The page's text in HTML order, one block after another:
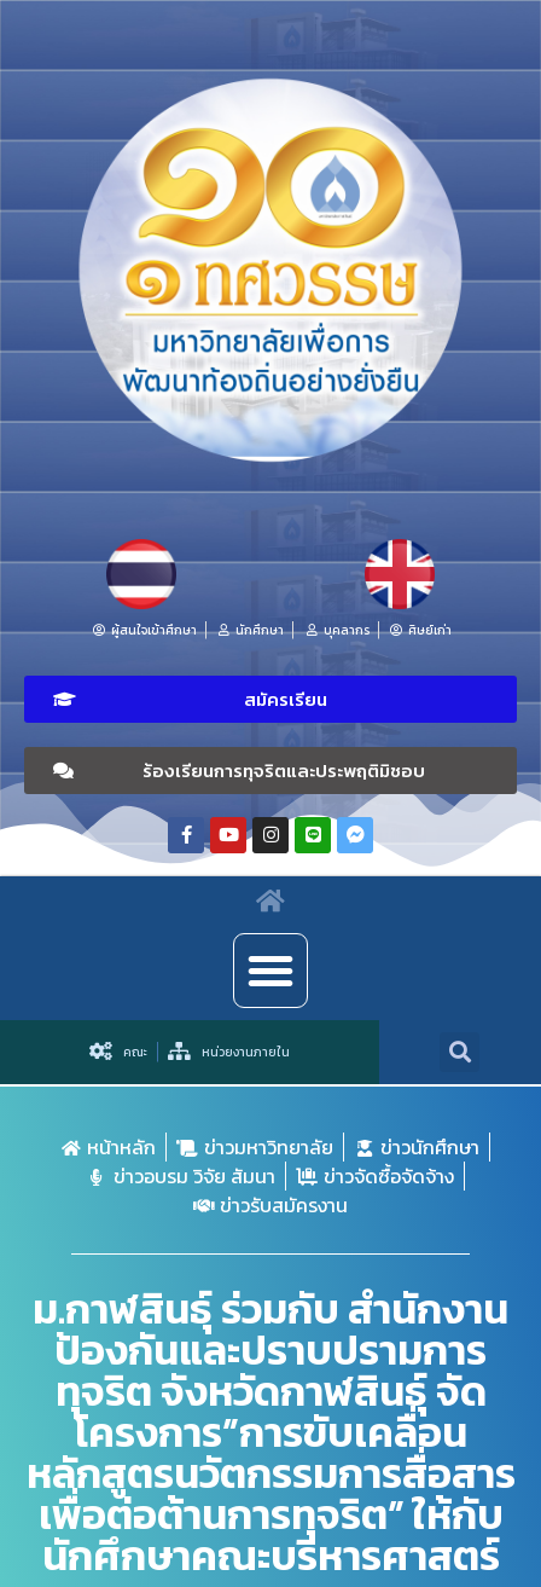
ผู้สนใจเข้าศึกษา นักศึกษา บุคลากร ศิษย์เก่า
สมัครเรียน
ร้องเรียนการทุจริตและประพฤติมิชอบ
คณะ หน่วยงานภายใน
หน้าหลัก ข่าวมหาวิทยาลัย
ข่าวนักศึกษา
ข่าวอบรม วิจัย สัมนา
ข่าวจัดซื้อจัดจ้าง
ข่าวรับสมัครงาน
ม.กาฬสินธุ์ ร่วมกับ สำนักงาน
ป้องกันและปราบปรามการ
ทุจริต จังหวัดกาฬสินธุ์ จัด
โครงการ”การขับเคลื่อน
หลักสูตรนวัตกรรมการสื่อสาร
เพื่อต่อต้านการทุจริต” ให้กับ
นักศึกษาคณะบริหารศาสตร์